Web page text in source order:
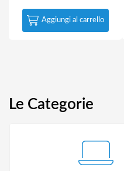
Aggiungi al carrello
Le Categorie